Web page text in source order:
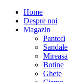
Home
Despre noi
Magazin
Pantofi
Sandale
Mireasa
Botine
Ghete